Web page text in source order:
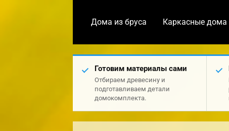
Дома из бруса Каркасные дома
Готовим материалы сами
Отбираем древесину и
подготавливаем детали
домокомплекта.